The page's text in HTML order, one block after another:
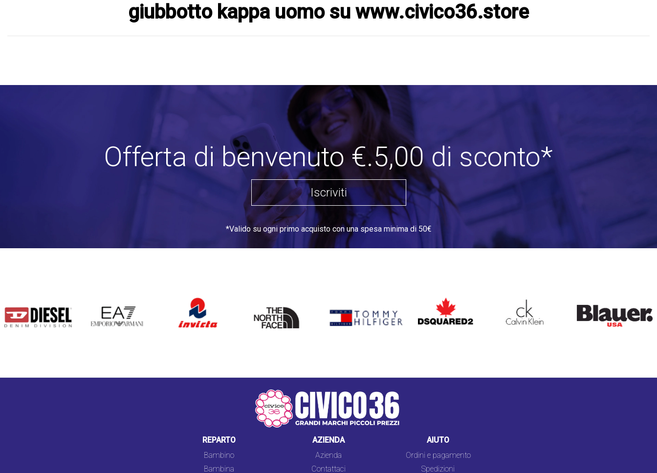
giubbotto kappa uomo su www.civico36.store
Offerta di benvenuto €.5,00 di sconto*
Iscriviti
*Valido su ogni primo acquisto con una spesa minima di 50€
INVICTA
NORTH
FACE
DSQUARED2 CALVIN KLEIN
REPARTO
Bambino
Bambina
AZIENDA
Azienda
Contattaci
AIUTO
Ordini e pagamento
Spedizioni